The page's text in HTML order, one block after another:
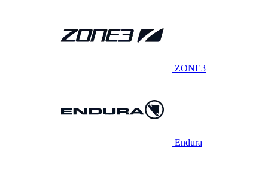
ZONE3
Endura